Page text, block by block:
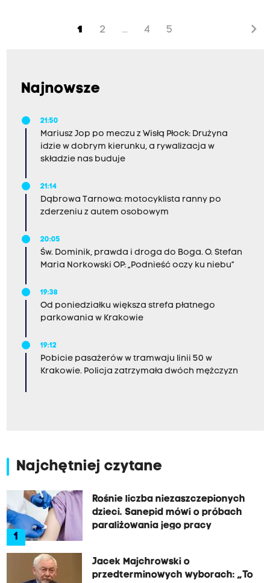
1 2 ... 4 5 chevron_right
Najnowsze
21:50
Mariusz Jop po meczu z Wisłą Płock: Drużyna
idzie w dobrym kierunku, a rywalizacja w
składzie nas buduje
21:14
Dąbrowa Tarnowa: motocyklista ranny po
zderzeniu z autem osobowym
20:05
Św. Dominik, prawda i droga do Boga. O. Stefan
Maria Norkowski OP: „Podnieść oczy ku niebu”
19:38
Od poniedziałku większa strefa płatnego
parkowania w Krakowie
19:12
Pobicie pasażerów w tramwaju linii 50 w
Krakowie. Policja zatrzymała dwóch mężczyzn
Najchętniej czytane
1
Rośnie liczba niezaszczepionych
dzieci. Sanepid mówi o próbach
paraliżowania jego pracy
Jacek Majchrowski o
przedterminowych wyborach: „To